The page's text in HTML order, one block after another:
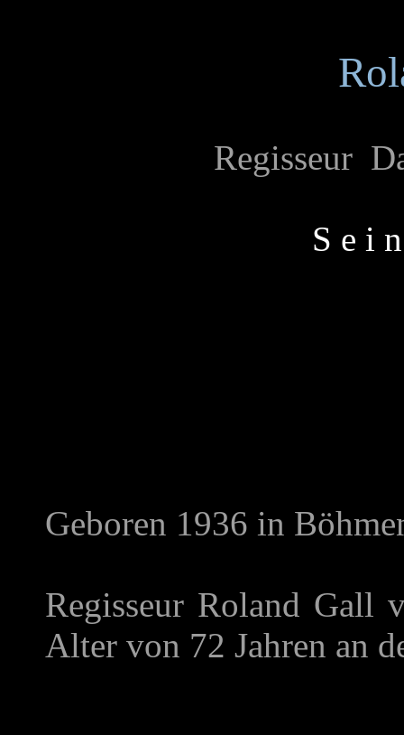
Regisseur
S e i
Geboren 1936 in
Regisseur Roland Gall
Alter von 72 Jahren an